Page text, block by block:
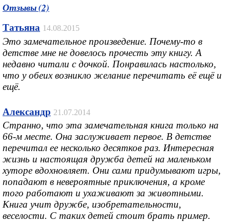
Отзывы (2)
Татьяна 14.08.2015
Это замечательное произведение. Почему-то в
детстве мне не довелось прочесть эту книгу. А
недавно читали с дочкой. Понравилась настолько,
что у обеих возникло желание перечитать её ещё и
ещё.
Александр 21.07.2014
Странно, что эта замечательная книга только на
66-м месте. Она заслуживает первое. В детстве
перечитал ее несколько десятков раз. Интересная
жизнь и настоящая дружба детей на маленьком
хуторе вдохновляет. Они сами придумывают игры,
попадают в невероятные приключения, а кроме
того работают и ухаживают за животными.
Книга учит дружбе, изобретательности,
веселости. С таких детей стоит брать пример.